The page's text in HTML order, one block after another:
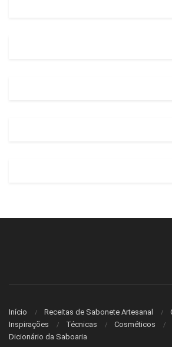
Início Receitas de Sabonete Artesanal
Inspirações
Técnicas
Cosméticos
Dicionário da Saboaria